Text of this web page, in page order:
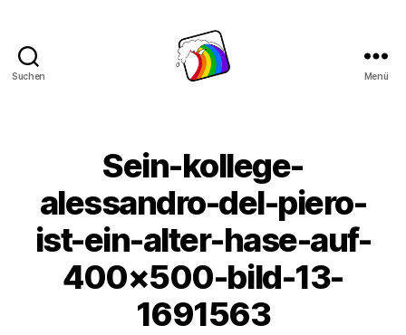
Suchen Menü
Sein-kollege-
alessandro-del-piero-
ist-ein-alter-hase-auf-
400×500-bild-13-
1691563